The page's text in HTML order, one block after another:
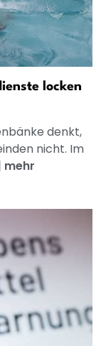
locken
denkt,
nicht. Im
mehr